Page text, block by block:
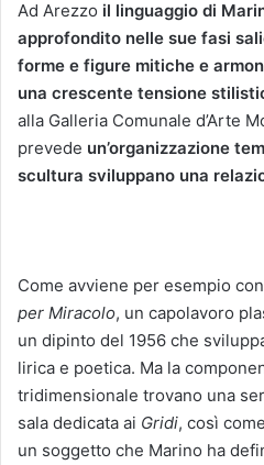
Ad Arezzo il linguaggio di
approfondito nelle sue fasi
forme e figure mitiche e
una crescente tensione
alla Galleria Comunale d’Arte
prevede un’organizzazione
scultura sviluppano una
Come avviene per esempio
per Miracolo, un capolavoro
un dipinto del 1956 che
lirica e poetica. Ma la
tridimensionale trovano una
sala dedicata ai Gridi, così
un soggetto che Marino ha